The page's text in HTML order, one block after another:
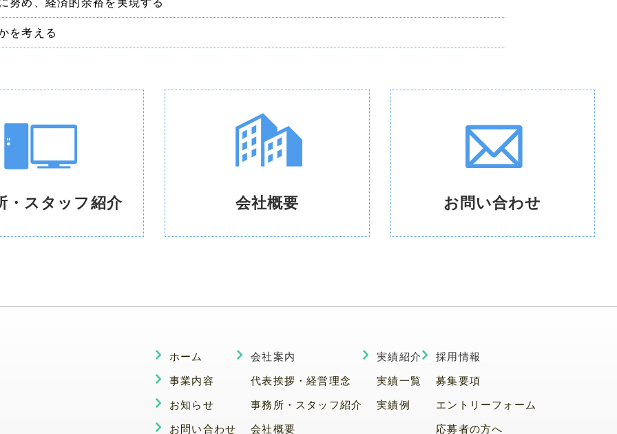
努め、経済的余裕を実現する
を考える
・ スタッフ紹介 会社概要 お問い合わせ
ホーム
事業内容
お知らせ
お問い合わせ
会社案内
代表挨拶・経営理念
事務所・スタッフ紹介
会社概要
実績紹介
実績一覧
実績例
採用情報
募集要項
エントリーフォーム
応募者の方へ